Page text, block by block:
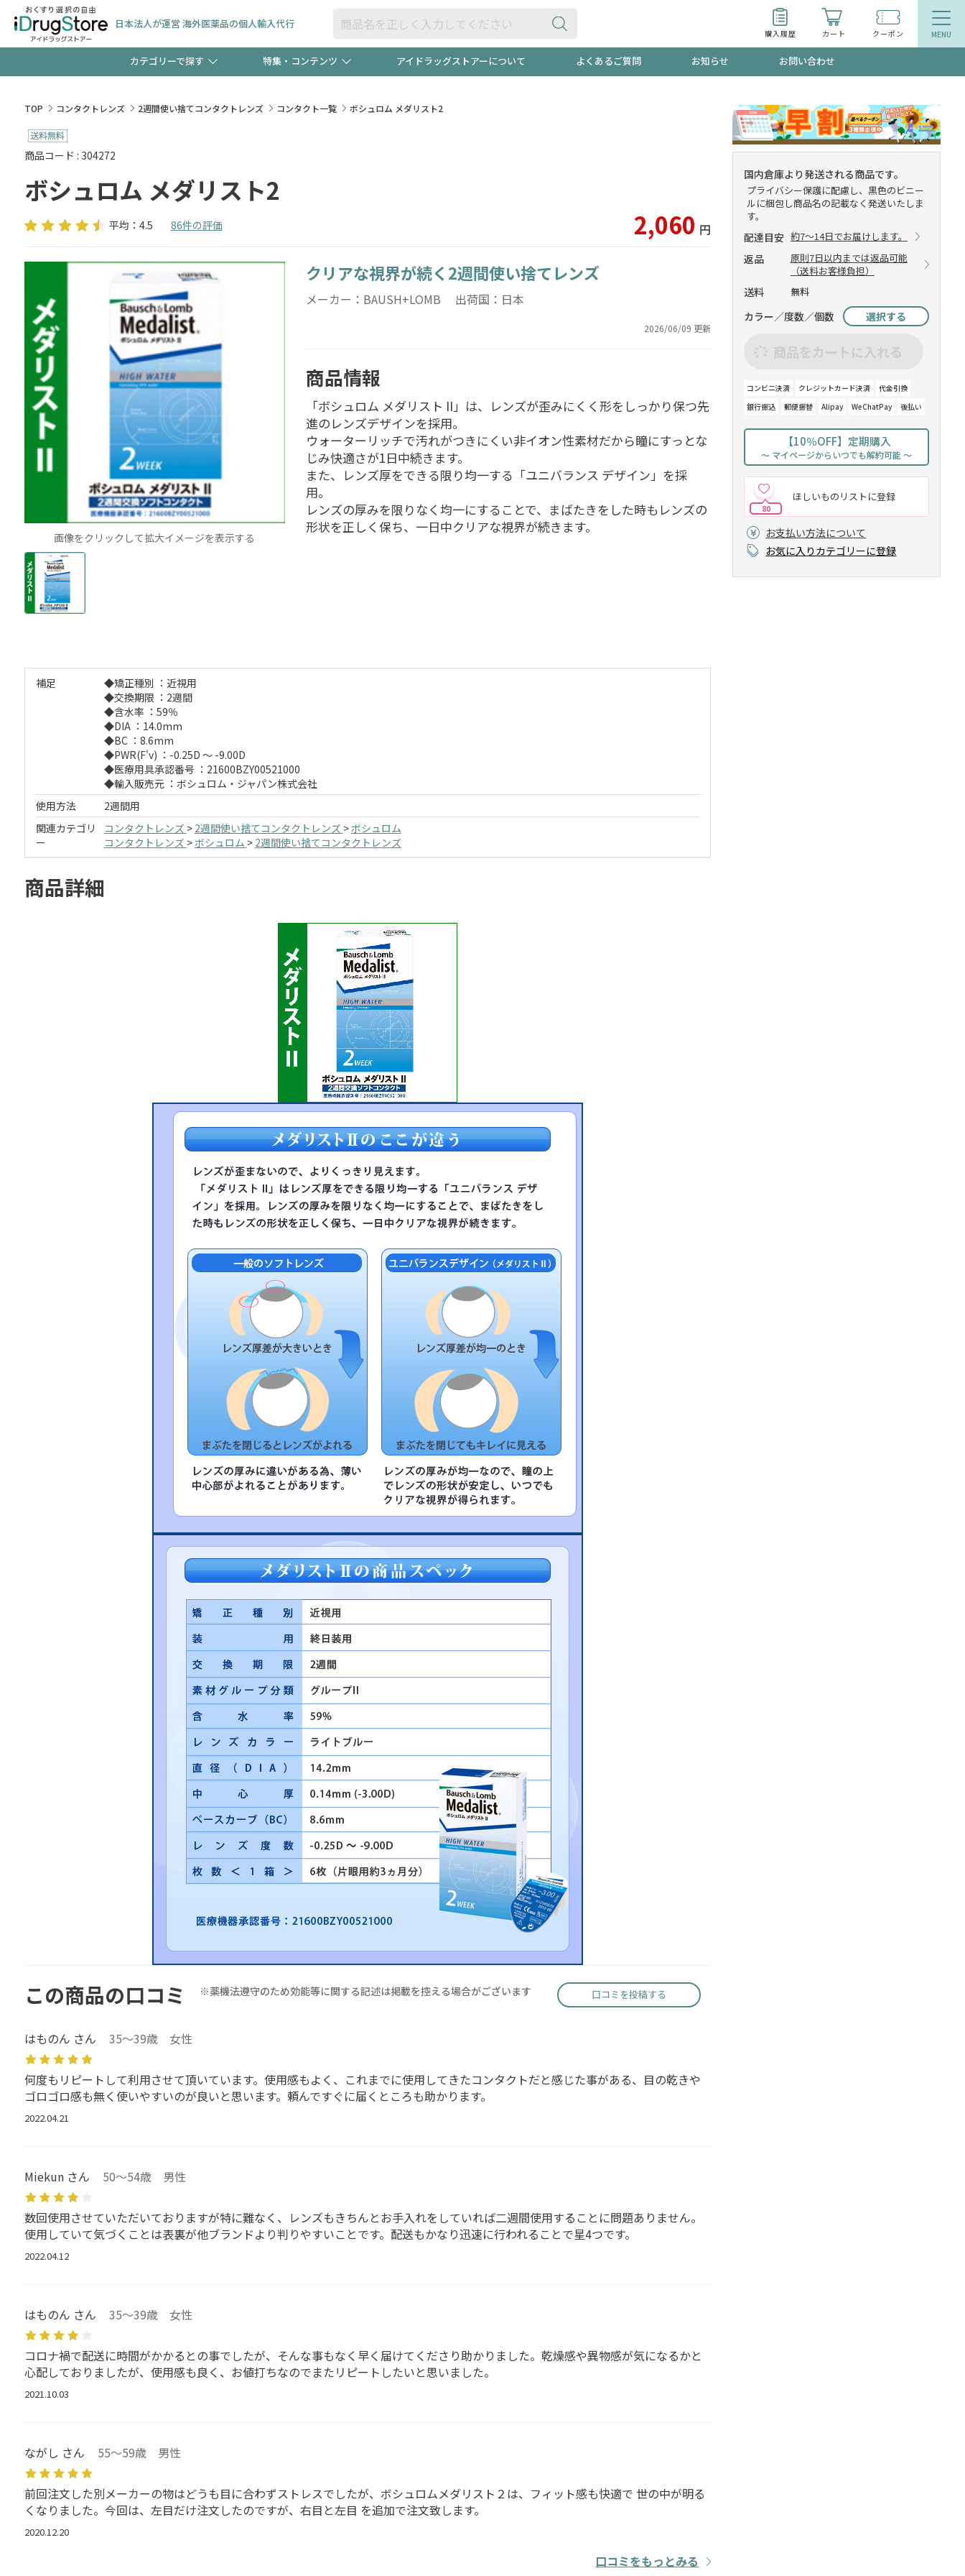
日本法人が運営 海外医薬品の個人輸入代行
購入履歴 カート クーポン
カテゴリーで探す
食品
検査キット
特集・コンテンツ
【早割】お得なクーポン"3種類"出現中！今月のスト
極冷メントールで、夏の頭皮ストレスを完全リセッ
新規登録で！今すぐ使えるクーポンプレゼント中！！ 当店スタッフが贈る音声プログラム
友だち大募集！限定クーポンも不定期配信 今売れているものが一目でわかるランキング
アイドラッグストアーについて よくあるご質問 お知らせ お問い合わせ
TOP コンタクトレンズ 2週間使い捨てコンタクトレンズ コンタクト一覧 ボシュロム メダリスト2
商品コード : 304272
ボシュロム メダリスト2
平均：4.5 86件の評価 2,060 円
画像をクリックして拡大イメージを表示する
クリアな視界が続く2週間使い捨てレンズ
メーカー：BAUSH+LOMB 出荷国：日本
2026/06/09 更新
商品情報
「ボシュロム メダリスト II」は、レンズが歪みにくく形をしっかり保つ先
進のレンズデザインを採用。
ウォーターリッチで汚れがつきにくい非イオン性素材だから瞳にすっとな
じみ快適さが1日中続きます。
また、レンズ厚をできる限り均一する「ユニバランス デザイン」を採
用。
レンズの厚みを限りなく均一にすることで、まばたきをした時もレンズの
形状を正しく保ち、一日中クリアな視界が続きます。
国内倉庫より発送される商品です。
プライバシー保護に配慮し、黒色のビニー
ルに梱包し商品名の記載なく発送いたしま
す。
配達目安 約7～14日でお届けします。
返品
原則7日以内までは返品可能
（送料お客様負担）
送料 無料
カラー／度数／個数 選択する
商品をカートに入れる
コンビニ決済 クレジットカード決済
代金引換
銀行振込
郵便振替 Alipay WeChatPay 後払い
【10％OFF】定期購入
～ マイページからいつでも解約可能 ～
ほしいものリストに登録
80
お支払い方法について
お気に入りカテゴリーに登録
補足
◆矯正種別 ：近視用
◆交換期限 ：2週間
◆含水率 ：59％
◆DIA ：14.0mm
◆BC ：8.6mm
◆PWR(F'v) ：-0.25D ～ -9.00D
◆医療用具承認番号 ：21600BZY00521000
◆輸入販売元 ：ボシュロム・ジャパン株式会社
使用方法
2週間用
関連カテゴリ
ー
コンタクトレンズ > 2週間使い捨てコンタクトレンズ >ボシュロム
コンタクトレンズ >ボシュロム > 2週間使い捨てコンタクトレンズ
商品詳細
この商品の口コミ ※薬機法遵守のため効能等に関する記述は掲載を控える場合がございます 口コミを投稿する
はものん さん 35～39歳 女性
何度もリピートして利用させて頂いています。使用感もよく、これまでに使用してきたコンタクトだと感じた事がある、目の乾きや
ゴロゴロ感も無く使いやすいのが良いと思います。頼んですぐに届くところも助かります。
2022.04.21
Miekun さん 50～54歳 男性
数回使用させていただいておりますが特に難なく、レンズもきちんとお手入れをしていれば二週間使用することに問題ありません。
使用していて気づくことは表裏が他ブランドより判りやすいことです。配送もかなり迅速に行われることで星4つです。
2022.04.12
はものん さん 35～39歳 女性
コロナ禍で配送に時間がかかるとの事でしたが、そんな事もなく早く届けてくださり助かりました。乾燥感や異物感が気になるかと
心配しておりましたが、使用感も良く、お値打ちなのでまたリピートしたいと思いました。
2021.10.03
ながし さん 55～59歳 男性
前回注文した別メーカーの物はどうも目に合わずストレスでしたが、ボシュロムメダリスト２は、フィット感も快適で 世の中が明る
くなりました。今回は、左目だけ注文したのですが、右目と左目 を追加で注文致します。
2020.12.20
口コミをもっとみる